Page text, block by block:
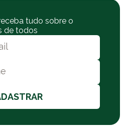
tudo sobre o
de todos